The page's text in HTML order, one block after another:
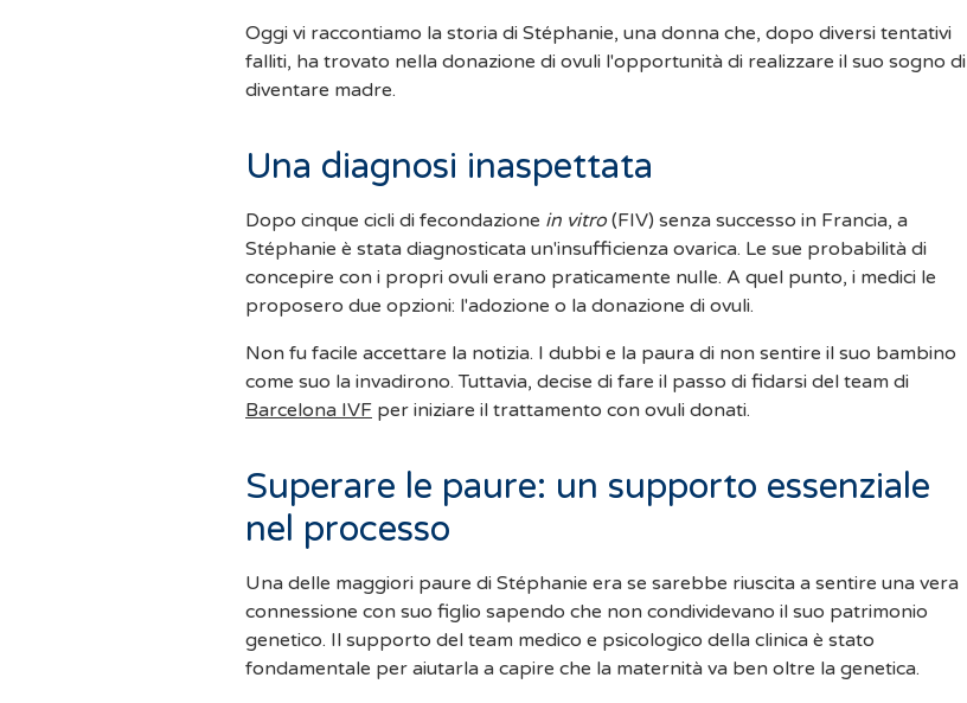
Oggi vi raccontiamo la storia di Stéphanie, una donna che, dopo diversi tentativi
falliti, ha trovato nella donazione di ovuli l'opportunità di realizzare il suo sogno di
diventare madre.
Una diagnosi inaspettata
Dopo cinque cicli di fecondazione in vitro (FIV) senza successo in Francia, a
Stéphanie è stata diagnosticata un'insufficienza ovarica. Le sue probabilità di
concepire con i propri ovuli erano praticamente nulle. A quel punto, i medici le
proposero due opzioni: l'adozione o la donazione di ovuli.
Non fu facile accettare la notizia. I dubbi e la paura di non sentire il suo bambino
come suo la invadirono. Tuttavia, decise di fare il passo di fidarsi del team di
Barcelona IVF per iniziare il trattamento con ovuli donati.
Superare le paure: un supporto essenziale
nel processo
Una delle maggiori paure di Stéphanie era se sarebbe riuscita a sentire una vera
connessione con suo figlio sapendo che non condividevano il suo patrimonio
genetico. Il supporto del team medico e psicologico della clinica è stato
fondamentale per aiutarla a capire che la maternità va ben oltre la genetica.